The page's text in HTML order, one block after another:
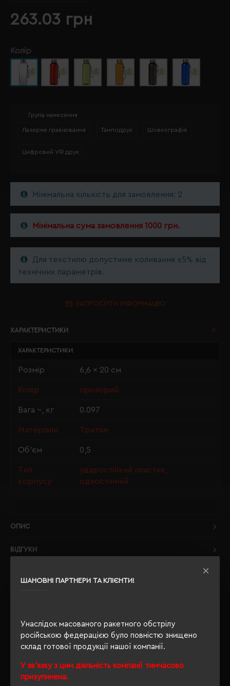
ШАНОВНІ ПАРТНЕРИ ТА КЛІЄНТИ!
Унаслідок масованого ракетного обстрілу
російською федерацією було повністю знищено
склад готової продукції нашої компанії.
У зв'язку з цим діяльність компанії тимчасово
призупинена.
263.03 грн
Колір
Група нанесення
Лазерне гравіювання Тамподрук Шовкографія
Цифровий УФ друк
Мінімальна кількість для замовлення: 2
Мінімальна сума замовлення 1000 грн.
Для текстилю допустиме коливання ±5% від
технічних параметрів.
ЗАПРОСИТИ ІНФОРМАЦІЮ
ХАРАКТЕРИСТИКИ
ХАРАКТЕРИСТИКИ
Розмір 6,6 x 20 см
Колір прозорий
Вага ~, кг 0.097
Матеріали Тритан
Об'єм 0,5
Тип
корпусу
ударостійкий пластик,
одностінний
ОПИС
ВІДГУКИ